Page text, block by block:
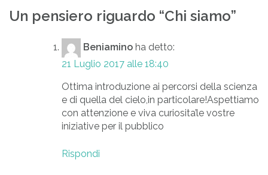
Un pensiero riguardo “Chi siamo”
Beniamino ha detto:
21 Luglio 2017 alle 18:40
Ottima introduzione ai percorsi della scienza
e di quella del cielo,in particolare!Aspettiamo
con attenzione e viva curiosita’le vostre
iniziative per il pubblico
Rispondi